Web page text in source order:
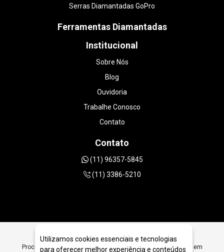
Serras Diamantadas GoPro
Ferramentas Diamantadas
Institucional
Sobre Nós
Blog
Ouvidoria
Trabalhe Conosco
Contato
Contato
(11) 96357-5845
(11) 3386-5210
Procurando Ferramentas Diamantadas para Corte em Granito em
Utilizamos cookies essenciais e tecnologias
para oferecer melhor experiência e conteúdos